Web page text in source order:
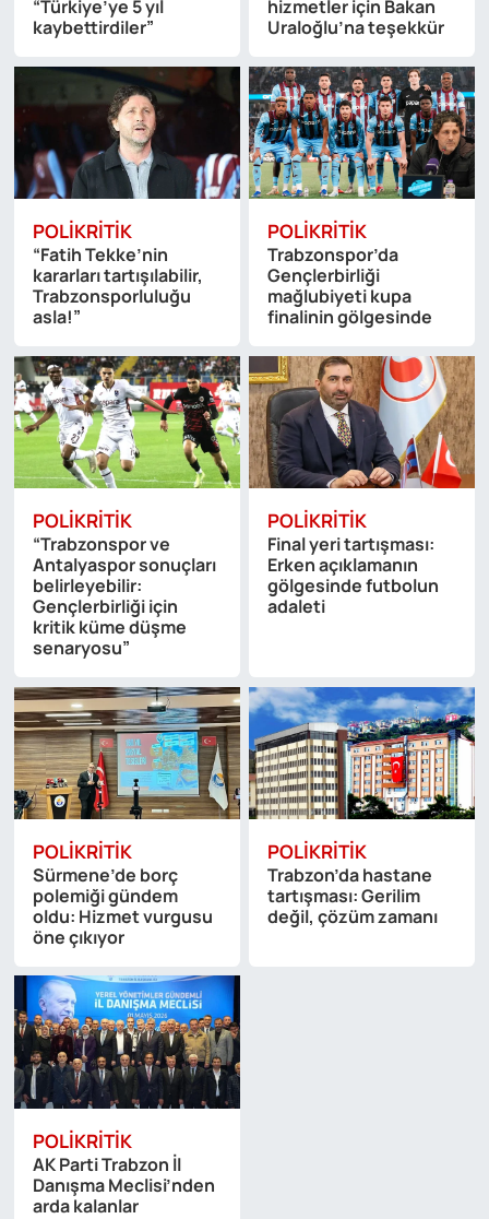
“Türkiye’ye 5 yıl
kaybettirdiler”
hizmetler için Bakan
Uraloğlu’na teşekkür
POLIKRITIK
“Fatih Tekke’nin
kararları tartışılabilir,
Trabzonsporluluğu
asla!”
POLIKRITIK
Trabzonspor’da
Gençlerbirliği
mağlubiyeti kupa
finalinin gölgesinde
POLIKRITIK
“Trabzonspor ve
Antalyaspor sonuçları
belirleyebilir:
Gençlerbirliği için
kritik küme düşme
senaryosu”
POLIKRITIK
Final yeri tartışması:
Erken açıklamanın
gölgesinde futbolun
adaleti
POLIKRITIK
Sürmene’de borç
polemiği gündem
oldu: Hizmet vurgusu
öne çıkıyor
POLIKRITIK
Trabzon’da hastane
tartışması: Gerilim
değil, çözüm zamanı
POLIKRITIK
AK Parti Trabzon İl
Danışma Meclisi’nden
arda kalanlar